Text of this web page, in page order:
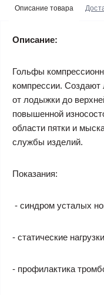
Описание товара
Описание:
Гольфы
компрессии. Создают
от лодыжки до
повышенной
области пятки и
службы изделий.
Показания:
- синдром усталых
- статические
- профилактика